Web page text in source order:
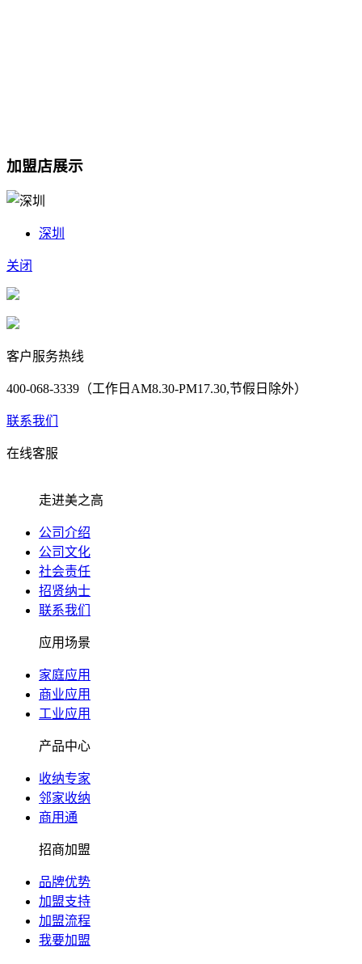
加盟店展示
深圳
关闭
客户服务热线
400-068-3339（工作日AM8.30-PM17.30,节假日除外）
联系我们
在线客服
走进美之高
公司介绍
公司文化
社会责任
招贤纳士
联系我们
应用场景
家庭应用
商业应用
工业应用
产品中心
收纳专家
邻家收纳
商用通
招商加盟
品牌优势
加盟支持
加盟流程
我要加盟